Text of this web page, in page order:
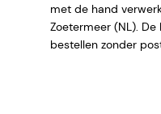
met de hand
Zoetermeer (NL).
bestellen